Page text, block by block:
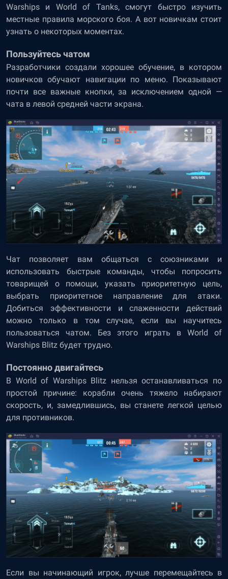
Warships и World of Tanks, смогут быстро изучить
местные правила морского боя. А вот новичкам стоит
узнать о некоторых моментах.
Пользуйтесь чатом
Разработчики создали хорошее обучение, в котором
новичков обучают навигации по меню. Показывают
почти все важные кнопки, за исключением одной —
чата в левой средней части экрана.
Чат позволяет вам общаться с союзниками и
использовать быстрые команды, чтобы попросить
товарищей о помощи, указать приоритетную цель,
выбрать приоритетное направление для атаки.
Добиться эффективности и слаженности действий
можно только в том случае, если вы научитесь
пользоваться чатом. Без этого играть в World of
Warships Blitz будет трудно.
Постоянно двигайтесь
В World of Warships Blitz нельзя останавливаться по
простой причине: корабли очень тяжело набирают
скорость, и, замедлившись, вы станете легкой целью
для противников.
Если вы начинающий игрок, лучше перемещайтесь в